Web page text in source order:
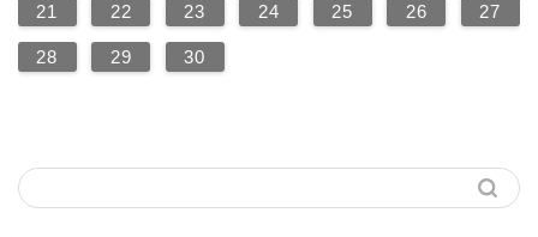
21 22 23 24 25 26 27
28 29 30